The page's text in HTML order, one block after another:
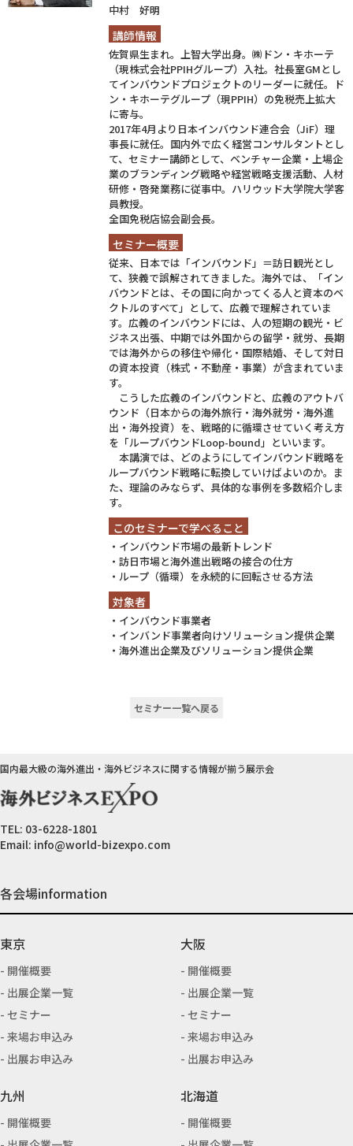
中村 好明
講師情報
佐賀県生まれ。上智大学出身。㈱ドン・キホーテ
（現株式会社PPIHグループ）入社。社長室GMとし
てインバウンドプロジェクトのリーダーに就任。ド
ン・キホーテグループ（現PPIH）の免税売上拡大
に寄与。
2017年4月より日本インバウンド連合会（JiF）理
事長に就任。国内外で広く経営コンサルタントとし
て、セミナー講師として、ベンチャー企業・上場企
業のブランディング戦略や経営戦略支援活動、人材
研修・啓発業務に従事中。ハリウッド大学院大学客
員教授。
全国免税店協会副会長。
セミナー概要
従来、日本では「インバウンド」＝訪日観光とし
て、狭義で誤解されてきました。海外では、「イン
バウンドとは、その国に向かってくる人と資本のベ
クトルのすべて」として、広義で理解されていま
す。広義のインバウンドには、人の短期の観光・ビ
ジネス出張、中期では外国からの留学・就労、長期
では海外からの移住や帰化・国際結婚、そして対日
の資本投資（株式・不動産・事業）が含まれていま
す。
こうした広義のインバウンドと、広義のアウトバ
ウンド（日本からの海外旅行・海外就労・海外進
出・海外投資）を、戦略的に循環させていく考え方
を「ループバウンドLoop-bound」といいます。
本講演では、どのようにしてインバウンド戦略を
ループバウンド戦略に転換していけばよいのか。ま
た、理論のみならず、具体的な事例を多数紹介しま
す。
このセミナーで学べること
・インバウンド市場の最新トレンド
・訪日市場と海外進出戦略の接合の仕方
・ループ（循環）を永続的に回転させる方法
対象者
・インバウンド事業者
・インバンド事業者向けソリューション提供企業
・海外進出企業及びソリューション提供企業
セミナー一覧へ戻る
国内最大級の海外進出・海外ビジネスに関する情報が揃う展示会
TEL: 03-6228-1801
Email: info@world-bizexpo.com
各会場information
東京
開催概要
出展企業一覧
セミナー
来場お申込み
出展お申込み
大阪
開催概要
出展企業一覧
セミナー
来場お申込み
出展お申込み
九州
開催概要
北海道
開催概要